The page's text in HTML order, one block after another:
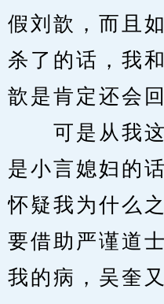
假刘歆，而且
杀了的话，我
歆是肯定还会
可是从我这
是小言媳妇的
怀疑我为什么
要借助严谨道
我的病，吴奎